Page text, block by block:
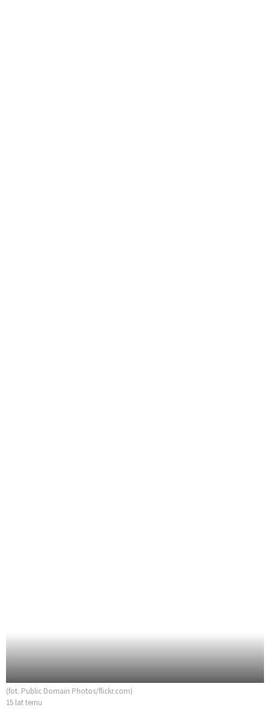
(fot. Public Domain Photos/flickr.com)
15 lat temu